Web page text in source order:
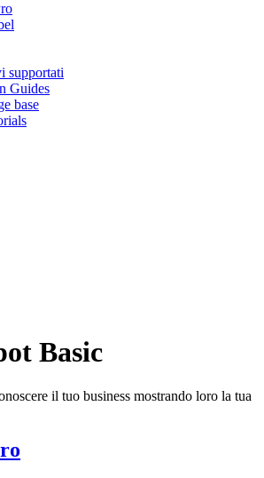
supportati
Guides
base
Basic
il tuo business mostrando loro la tua